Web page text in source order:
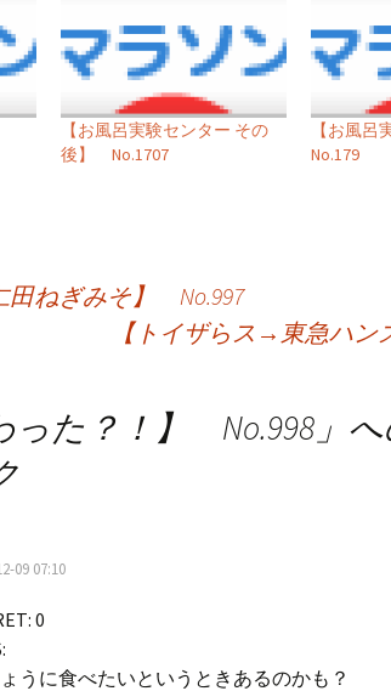
【お風呂実験センター その
後】 No.1707
【お風
No.179
田ねぎみそ】 No.997
【トイザらス→東急ハン
った？！】 No.998 」
09 07:10
0
うに食べたいというときあるのかも？